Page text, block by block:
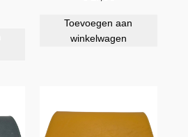
Toevoegen aan
winkelwagen